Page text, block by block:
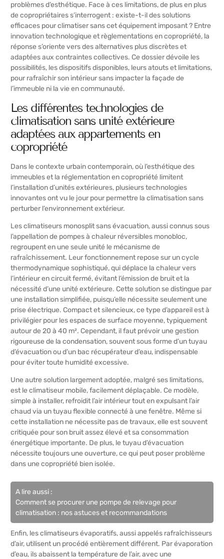
problèmes d’esthétique. Face à ces limitations, de plus en plus
de copropriétaires s’interrogent : existe-t-il des solutions
efficaces pour climatiser sans cet équipement imposant ? Entre
innovation technologique et règlementations en copropriété, la
réponse s’oriente vers des alternatives plus discrètes et
adaptées aux contraintes collectives. Ce dossier dévoile les
possibilités, les dispositifs disponibles, leurs atouts et limitations,
pour rafraîchir son intérieur sans impacter la façade de
l’immeuble ni la vie en communauté.
Les différentes technologies de
climatisation sans unité extérieure
adaptées aux appartements en
copropriété
Dans le contexte urbain contemporain, où l’esthétique des
immeubles et la réglementation en copropriété limitent
l’installation d’unités extérieures, plusieurs technologies
innovantes ont vu le jour pour permettre la climatisation sans
perturber l’environnement extérieur.
Les climatiseurs monosplit sans évacuation, aussi connus sous
l’appellation de pompes à chaleur réversibles monobloc,
regroupent en une seule unité le mécanisme de
rafraîchissement. Leur fonctionnement repose sur un cycle
thermodynamique sophistiqué, qui déplace la chaleur vers
l’intérieur en circuit fermé, évitant l’émission de bruit et la
nécessité d’une unité extérieure. Cette solution se distingue par
une installation simplifiée, puisqu’elle nécessite seulement une
prise électrique. Compact et silencieux, ce type d’appareil est à
privilégier pour les espaces de surface moyenne, typiquement
autour de 20 à 40 m². Cependant, il faut prévoir une gestion
rigoureuse de la condensation, souvent sous forme d’un tuyau
d’évacuation ou d’un bac récupérateur d’eau, indispensable
pour éviter toute humidité excessive.
Une autre solution largement adoptée, malgré ses limitations,
est le climatiseur mobile, facilement déplaçable. Ce modèle,
simple à installer, refroidit l’air intérieur tout en expulsant l’air
chaud via un tuyau flexible connecté à une fenêtre. Même si
cette installation ne nécessite pas de travaux, elle est souvent
critiquée pour son bruit assez élevé et sa consommation
énergétique importante. De plus, le tuyau d’évacuation
nécessite toujours une ouverture, ce qui peut poser problème
dans une copropriété bien isolée.
A lire aussi :
Comment se procurer une pompe de relevage pour
climatisation : nos astuces et recommandations
Enfin, les climatiseurs évaporatifs, aussi appelés rafraîchisseurs
d’air, utilisent un procédé entièrement différent. Par évaporation
d’eau, ils abaissent la température de l’air, avec une